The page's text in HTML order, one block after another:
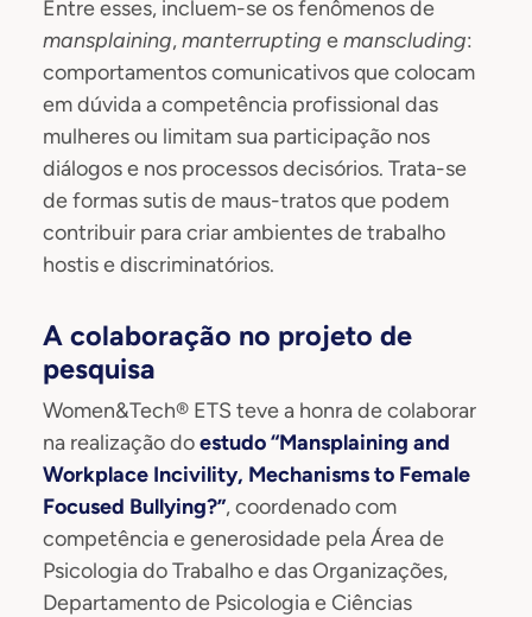
Entre esses, incluem-se os fenômenos de
mansplaining,manterrupting emanscluding:
comportamentos comunicativos que colocam
em dúvida a competência profissional das
mulheres ou limitam sua participação nos
diálogos e nos processos decisórios. Trata-se
de formas sutis de maus-tratos que podem
contribuir para criar ambientes de trabalho
hostis e discriminatórios.
A colaboração no projeto de
pesquisa
Women&Tech® ETS teve a honra de colaborar
na realização doestudo “Mansplaining and
Workplace Incivility, Mechanisms to Female
Focused Bullying?”, coordenado com
competência e generosidade pela Área de
Psicologia do Trabalho e das Organizações,
Departamento de Psicologia e Ciências